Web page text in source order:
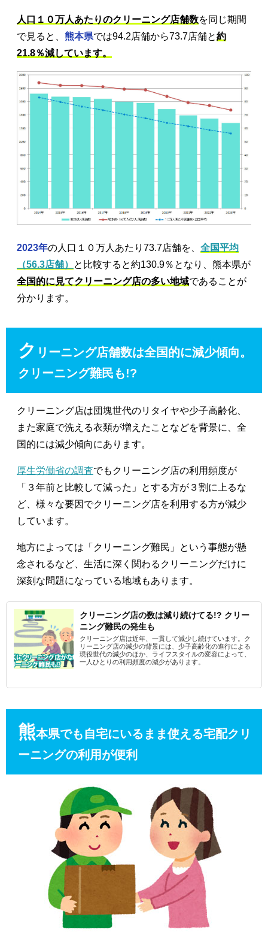
人口１０万人あたりのクリーニング店舗数を同じ期間
で見ると、 熊本県では94.2店舗から73.7店舗と約
21.8％減しています。
2023年の人口１０万人あたり73.7店舗を、 全国平均
（56.3店舗）
と比較すると約130.9％となり、熊本県が
全国的に見てクリーニング店の多い地域であることが
分かります。
ク リーニング店舗数は全国的に減少傾向。
クリーニング難民も!?
クリーニング店は団塊世代のリタイヤや少子高齢化、
また家庭で洗える衣類が増えたことなどを背景に、全
国的には減少傾向にあります。
厚生労働省の調査でもクリーニング店の利用頻度が
「３年前と比較して減った」とする方が３割に上るな
ど、様々な要因でクリーニング店を利用する方が減少
しています。
地方によっては「クリーニング難民」という事態が懸
念されるなど、生活に深く関わるクリーニングだけに
深刻な問題になっている地域もあります。
クリーニング店の数は減り続けてる!? クリー
ニング難民の発生も
クリーニング店は近年、一貫して減少し続けています。ク
リーニング店の減少の背景には、少子高齢化の進行による
現役世代の減少のほか、ライフスタイルの変容によって、
一人ひとりの利用頻度の減少があります。
熊本県でも自宅にいるまま使える宅配クリ
ーニングの利用が便利